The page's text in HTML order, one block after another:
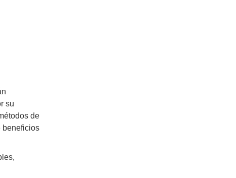
su
de
beneficios